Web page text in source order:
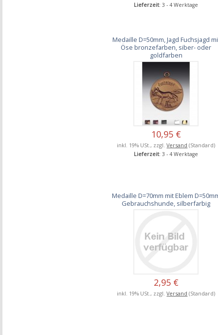
Lieferzeit: 3 - 4 Werktage
Medaille D=50mm, Jagd Fuchsjagd
Öse bronzefarben, siber- oder
goldfarben
10,95 €
inkl. 19% USt., zzgl.Versand (Standard)
Lieferzeit: 3 - 4 Werktage
Medaille D=70mm mit Eblem
Gebrauchshunde, silberfarbig
2,95 €
inkl. 19% USt., zzgl.Versand (Standard)